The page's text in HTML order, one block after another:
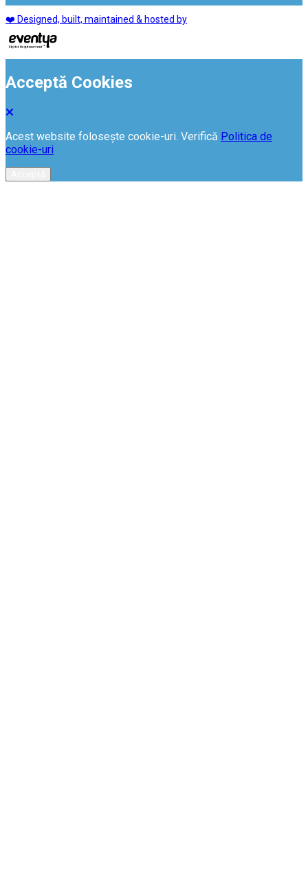
❤️ Designed, built, maintained & hosted by
Acceptă Cookies
Acest website folosește cookie-uri. Verifică Politica de
cookie-uri